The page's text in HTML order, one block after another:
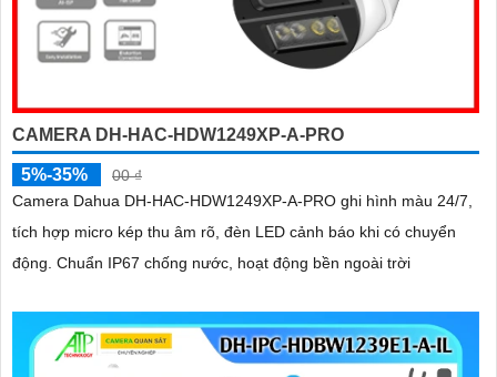
CAMERA DH-HAC-HDW1249XP-A-PRO
5%-35%
00 ₫
Camera Dahua DH-HAC-HDW1249XP-A-PRO ghi hình màu 24/7,
tích hợp micro kép thu âm rõ, đèn LED cảnh báo khi có chuyển
động. Chuẩn IP67 chống nước, hoạt động bền ngoài trời